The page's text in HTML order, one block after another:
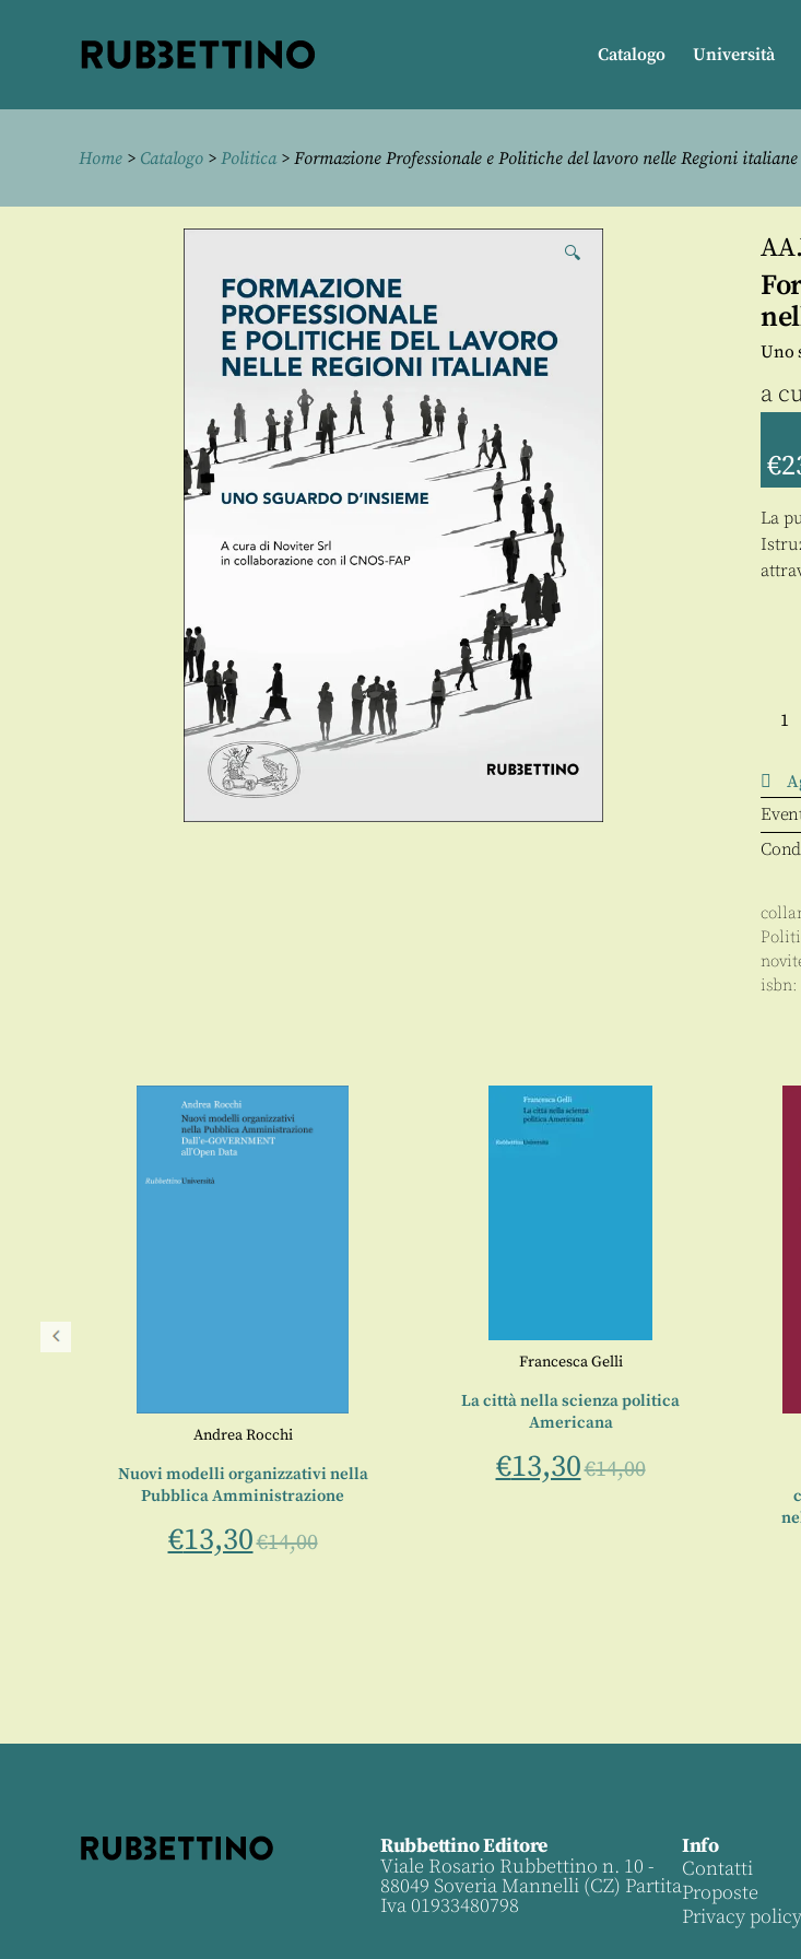
Catalogo Università
Home > Catalogo > Politica> Formazione Professionale e Politiche del lavoro nelle Regioni italiane
🔍
Uno
a
€
La
del
nelle
isbn:
Andrea Rocchi
Nuovi modelli organizzativi nella
Pubblica Amministrazione
€13,30€14,00
Francesca Gelli
La città nella scienza politica
Americana
€13,30€14,00
Rubbettino Editore
Viale Rosario Rubbettino n. 10 -
88049 Soveria Mannelli (CZ) Partita
Iva 01933480798
Info
Contatti
Proposte
Privacy policy